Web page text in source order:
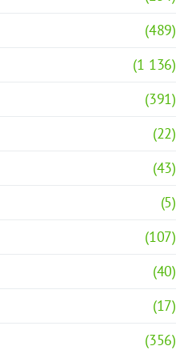
(489)
(1 136)
(391)
(22)
(43)
(5)
(107)
(40)
(17)
(356)